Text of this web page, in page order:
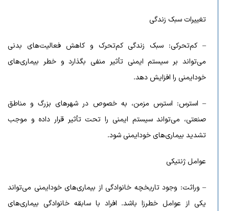
تغییرات سبک زندگی
– کم‌تحرکی: سبک زندگی کم‌تحرک و کاهش فعالیت‌های بدنی
می‌تواند بر سیستم ایمنی تأثیر منفی بگذارد و خطر بیماری‌های
خودایمنی را افزایش دهد.
– استرس: استرس مزمن، به خصوص در شهرهای بزرگ و مناطق
صنعتی، می‌تواند سیستم ایمنی را تحت تأثیر قرار داده و موجب
تشدید بیماری‌های خودایمنی شود.
عوامل ژنتیکی
– وراثت: وجود تاریخچه خانوادگی از بیماری‌های خودایمنی می‌تواند
یکی از عوامل خطرزا باشد. افراد با سابقه خانوادگی بیماری‌های